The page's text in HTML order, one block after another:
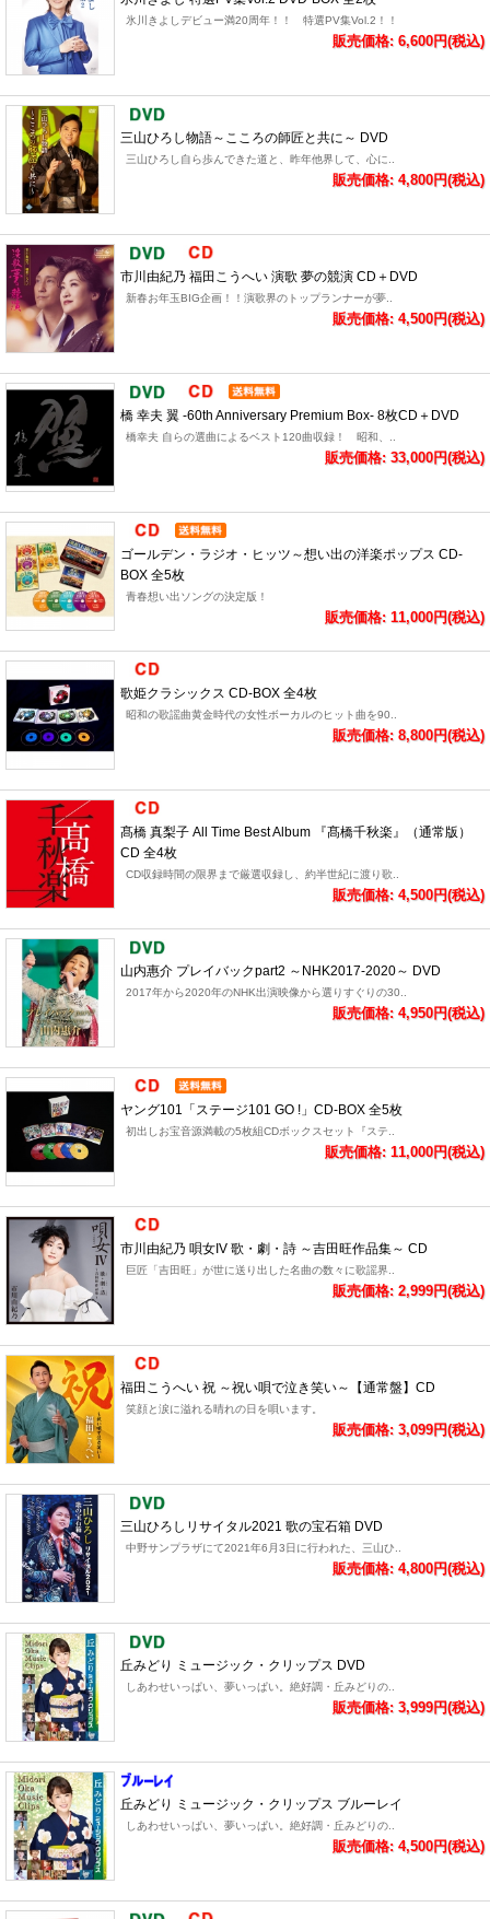
氷川きよしデビュー満20周年！！ 特選PV集Vol.2！！
販売価格: 6,600円(税込)
三山ひろし物語～こころの師匠と共に～ DVD
三山ひろし自ら歩んできた道と、昨年他界して、心に..
販売価格: 4,800円(税込)
市川由紀乃 福田こうへい 演歌 夢の競演 CD＋DVD
新春お年玉BIG企画！！演歌界のトップランナーが夢..
販売価格: 4,500円(税込)
橋 幸夫 翼 -60th Anniversary Premium Box- 8枚CD＋DVD
橋幸夫 自らの選曲によるベスト120曲収録！ 昭和、..
販売価格: 33,000円(税込)
ゴールデン・ラジオ・ヒッツ～想い出の洋楽ポップス CD-
BOX 全5枚
青春想い出ソングの決定版！
販売価格: 11,000円(税込)
歌姫クラシックス CD-BOX 全4枚
昭和の歌謡曲黄金時代の女性ボーカルのヒット曲を90..
販売価格: 8,800円(税込)
髙橋 真梨子 All Time Best Album 『髙橋千秋楽』（通常版）
CD 全4枚
CD収録時間の限界まで厳選収録し、約半世紀に渡り歌..
販売価格: 4,500円(税込)
山内惠介 プレイバックpart2 ～NHK2017-2020～ DVD
2017年から2020年のNHK出演映像から選りすぐりの30..
販売価格: 4,950円(税込)
ヤング101「ステージ101 GO !」CD-BOX 全5枚
初出しお宝音源満載の5枚組CDボックスセット『ステ..
販売価格: 11,000円(税込)
市川由紀乃 唄女IV 歌・劇・詩 ～吉田旺作品集～ CD
巨匠「吉田旺」が世に送り出した名曲の数々に歌謡界..
販売価格: 2,999円(税込)
福田こうへい 祝 ～祝い唄で泣き笑い～【通常盤】CD
笑顔と涙に溢れる晴れの日を唄います。
販売価格: 3,099円(税込)
三山ひろしリサイタル2021 歌の宝石箱 DVD
中野サンプラザにて2021年6月3日に行われた、三山ひ..
販売価格: 4,800円(税込)
丘みどり ミュージック・クリップス DVD
しあわせいっぱい、夢いっぱい。絶好調・丘みどりの..
販売価格: 3,999円(税込)
丘みどり ミュージック・クリップス ブルーレイ
しあわせいっぱい、夢いっぱい。絶好調・丘みどりの..
販売価格: 4,500円(税込)